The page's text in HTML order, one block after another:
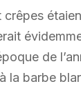
crêpes
de
la barbe